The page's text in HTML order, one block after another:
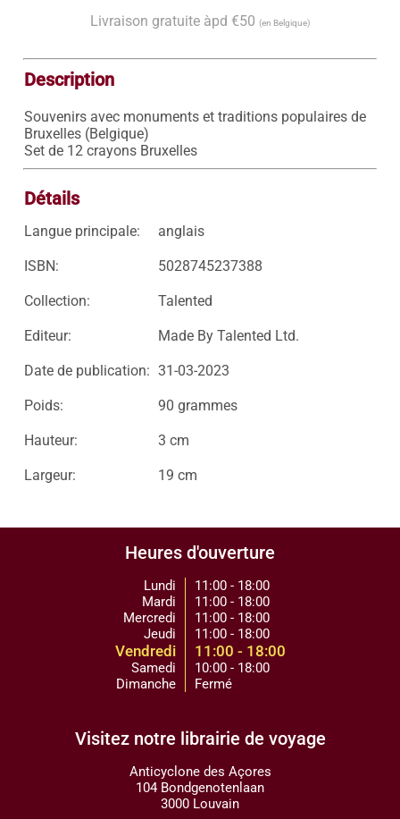
Livraison gratuite àpd €50 (en Belgique)
Description
Souvenirs avec monuments et traditions populaires de
Bruxelles (Belgique)
Set de 12 crayons Bruxelles
Détails
Langue principale: anglais
ISBN: 5028745237388
Collection: Talented
Editeur: Made By Talented Ltd.
Date de publication: 31-03-2023
Poids: 90 grammes
Hauteur: 3 cm
Largeur: 19 cm
Heures d'ouverture
Lundi
Mardi
Mercredi
Jeudi
Vendredi
Samedi
Dimanche
11:00 - 18:00
11:00 - 18:00
11:00 - 18:00
11:00 - 18:00
11:00 - 18:00
10:00 - 18:00
Fermé
Visitez notre librairie de voyage
Anticyclone des Açores
104 Bondgenotenlaan
3000 Louvain